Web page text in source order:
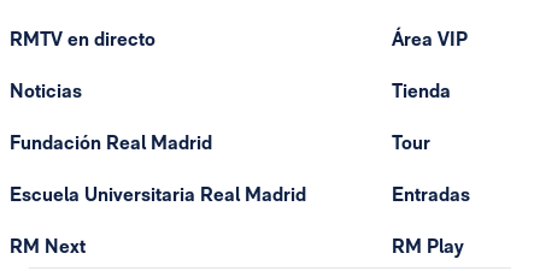
RMTV en directo
Noticias
Fundación Real Madrid
Escuela Universitaria Real Madrid
RM Next
Área VIP
Tienda
Tour
Entradas
RM Play